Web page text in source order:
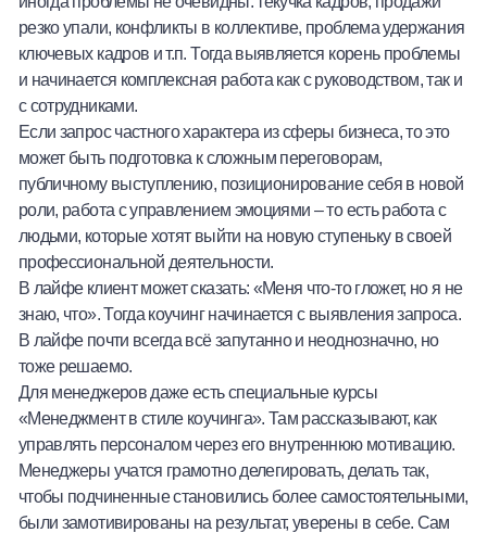
резко упали, конфликты в коллективе, проблема удержания
ключевых кадров и т.п. Тогда выявляется корень проблемы
и начинается комплексная работа как с руководством, так и
с сотрудниками.
Если запрос частного характера из сферы бизнеса, то это
может быть подготовка к сложным переговорам,
публичному выступлению, позиционирование себя в новой
роли, работа с управлением эмоциями – то есть работа с
людьми, которые хотят выйти на новую ступеньку в своей
профессиональной деятельности.
В лайфе клиент может сказать: «Меня что-то гложет, но я не
знаю, что». Тогда коучинг начинается с выявления запроса.
В лайфе почти всегда всё запутанно и неоднозначно, но
тоже решаемо.
Для менеджеров даже есть специальные курсы
«Менеджмент в стиле коучинга». Там рассказывают, как
управлять персоналом через его внутреннюю мотивацию.
Менеджеры учатся грамотно делегировать, делать так,
чтобы подчиненные становились более самостоятельными,
были замотивированы на результат, уверены в себе. Сам